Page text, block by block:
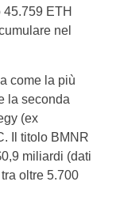
ETH
nel
come la più
la seconda
(ex
Il titolo BMNR
miliardi (dati
oltre 5.700